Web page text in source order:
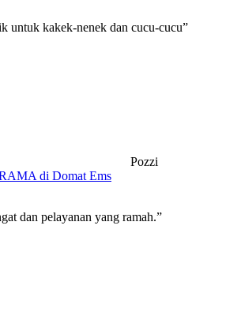
untuk kakek-nenek dan cucu-cucu”
Pozzi
di Domat Ems
dan pelayanan yang ramah.”